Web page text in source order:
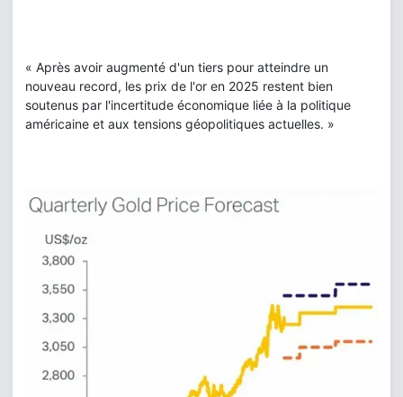
« Après avoir augmenté d'un tiers pour atteindre un
nouveau record, les prix de l'or en 2025 restent bien
soutenus par l'incertitude économique liée à la politique
américaine et aux tensions géopolitiques actuelles. »